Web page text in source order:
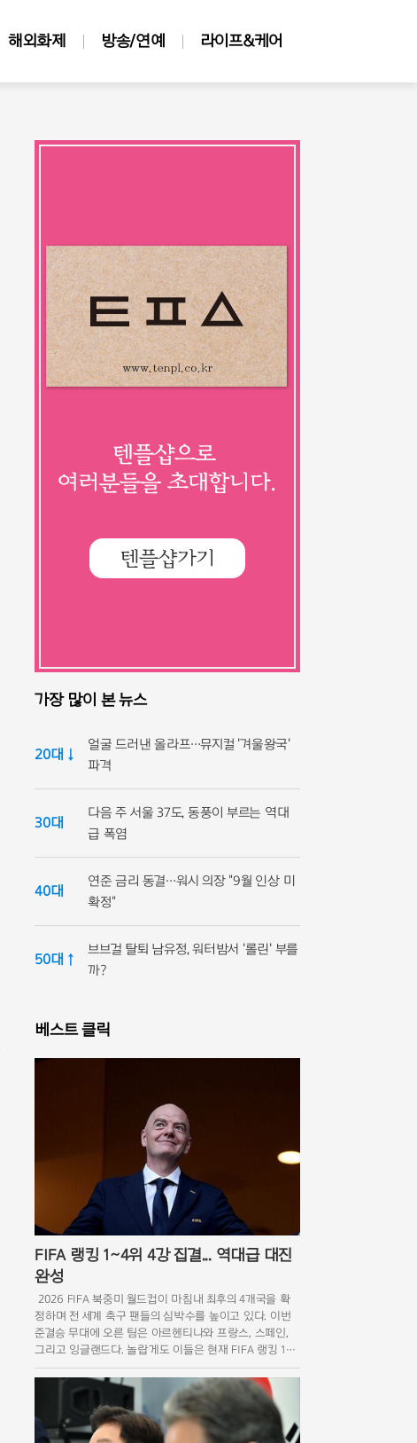
해외화제 방송/연예 라이프&케어
가장 많이 본 뉴스
20대 ↓
얼굴 드러낸 올라프…뮤지컬 '겨울왕국'
파격
30대
다음 주 서울 37도, 동풍이 부르는 역대
급 폭염
40대
연준 금리 동결…워시 의장 "9월 인상 미
확정"
50대 ↑
브브걸 탈퇴 남유정, 워터밤서 '롤린' 부를
까?
베스트 클릭
FIFA 랭킹 1~4위 4강 집결... 역대급 대진
완성
2026 FIFA 북중미 월드컵이 마침내 최후의 4개국을 확
정하며 전 세계 축구 팬들의 심박수를 높이고 있다. 이번
준결승 무대에 오른 팀은 아르헨티나와 프랑스, 스페인,
그리고 잉글랜드다. 놀랍게도 이들은 현재 FIFA 랭킹 1위
부터 4위를 나란히 점유하고 있는 명실상부한 지구촌 최강
국들이다. 월드컵 역사상